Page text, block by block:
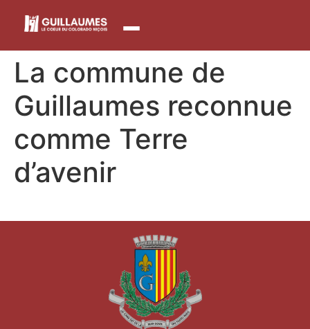
principal
La commune de
Guillaumes reconnue
comme Terre
d’avenir